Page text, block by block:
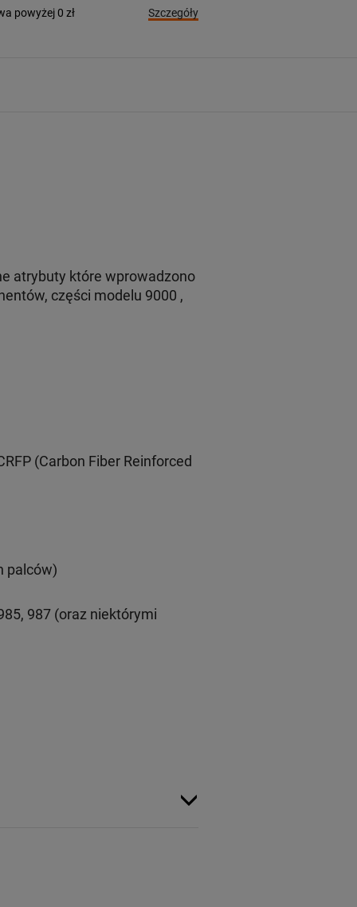
powyżej 0 zł
Szczegóły
atrybuty które wprowadzono
części modelu 9000 ,
(Carbon Fiber Reinforced
palców)
987 (oraz niektórymi